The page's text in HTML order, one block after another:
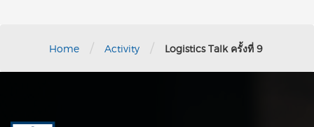
Home / Activity / Logistics Talk ครั้งที่ 9